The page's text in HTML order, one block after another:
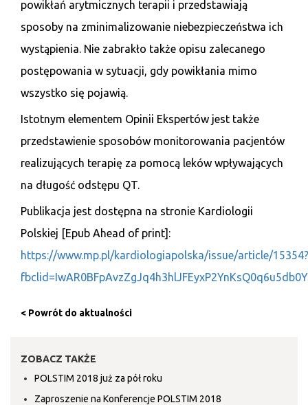
powikłań arytmicznych terapii i przedstawiają
sposoby na zminimalizowanie niebezpieczeństwa ich
wystąpienia. Nie zabrakło także opisu zalecanego
postępowania w sytuacji, gdy powikłania mimo
wszystko się pojawią.
Istotnym elementem Opinii Ekspertów jest także
przedstawienie sposobów monitorowania pacjentów
realizujących terapię za pomocą leków wpływających
na długość odstępu QT.
Publikacja jest dostępna na stronie Kardiologii
Polskiej [Epub Ahead of print]:
https://www.mp.pl/kardiologiapolska/issue/article/15354?
< Powrót do aktualności
ZOBACZ TAKŻE
POLSTIM 2018 już za pół roku
Zaproszenie na Konferencje POLSTIM 2018